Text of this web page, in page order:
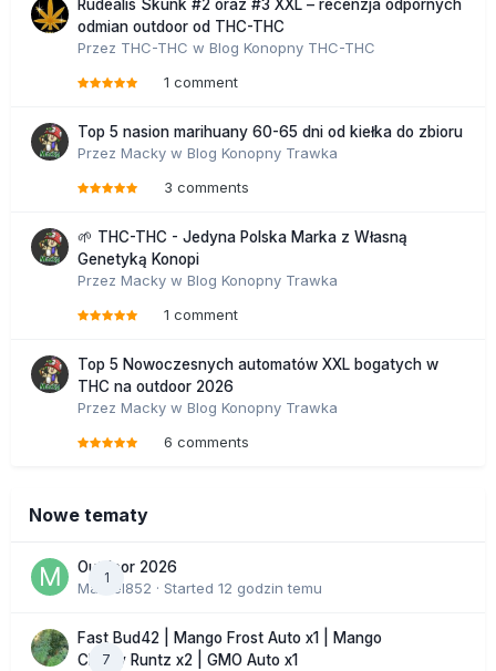
Rudealis Skunk #2 oraz #3 XXL – recenzja odpornych
odmian outdoor od THC-THC
Przez THC-THC w Blog Konopny THC-THC
1 comment
Top 5 nasion marihuany 60-65 dni od kiełka do zbioru
Przez Macky w Blog Konopny Trawka
3 comments
🌱 THC-THC - Jedyna Polska Marka z Własną
Genetyką Konopi
Przez Macky w Blog Konopny Trawka
1 comment
Top 5 Nowoczesnych automatów XXL bogatych w
THC na outdoor 2026
Przez Macky w Blog Konopny Trawka
6 comments
Nowe tematy
1
Outdoor 2026
Marcel852 · Started 12 godzin temu
7
Fast Bud42 | Mango Frost Auto x1 | Mango
Cherry Runtz x2 | GMO Auto x1